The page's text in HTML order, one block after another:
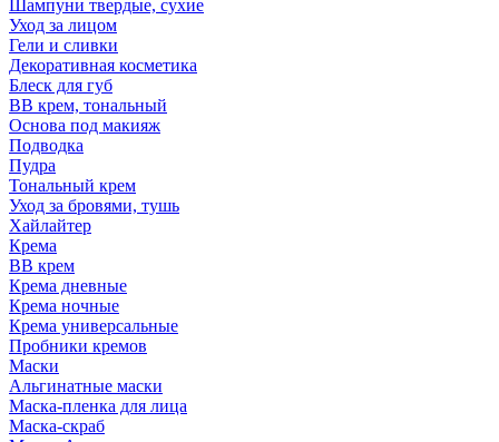
Шампуни твердые, сухие
Уход за лицом
Гели и сливки
Декоративная косметика
Блеск для губ
ВВ крем, тональный
Основа под макияж
Подводка
Пудра
Тональный крем
Уход за бровями, тушь
Хайлайтер
Крема
ВВ крем
Крема дневные
Крема ночные
Крема универсальные
Пробники кремов
Маски
Альгинатные маски
Маска-пленка для лица
Маска-скраб